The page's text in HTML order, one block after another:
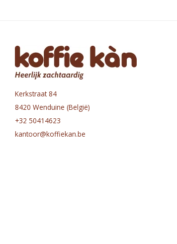
Kerkstraat 84
8420 Wenduine (België)
+32 50414623
kantoor@koffiekan.be